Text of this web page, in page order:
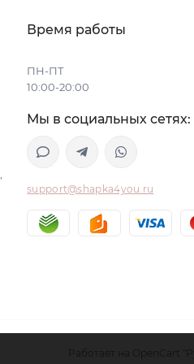
Время работы
ПН-ПТ
10:00-20:00
Мы в социальных сетях:
support@shapka4you.ru